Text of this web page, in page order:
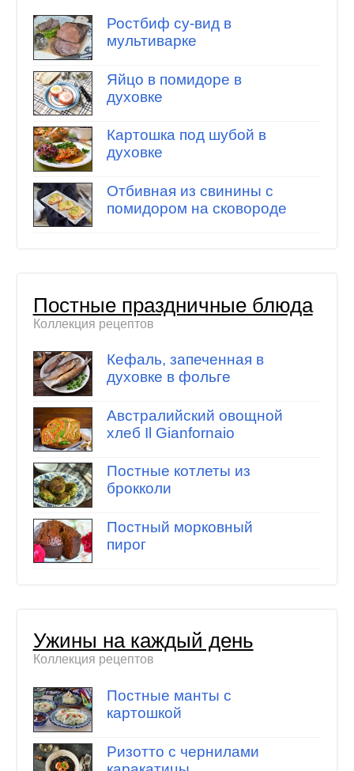
Ростбиф су-вид в
мультиварке
Яйцо в помидоре в
духовке
Картошка под шубой в
духовке
Отбивная из свинины с
помидором на сковороде
Постные праздничные блюда
Коллекция рецептов
Кефаль, запеченная в
духовке в фольге
Австралийский овощной
хлеб Il Gianfornaio
Постные котлеты из
брокколи
Постный морковный
пирог
Ужины на каждый день
Коллекция рецептов
Постные манты с
картошкой
Ризотто с чернилами